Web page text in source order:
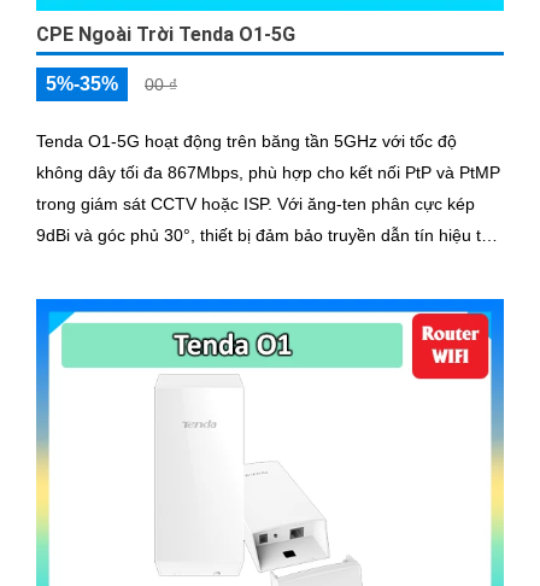
CPE Ngoài Trời Tenda O1-5G
5%-35% 00 ₫
Tenda O1-5G hoạt động trên băng tần 5GHz với tốc độ
không dây tối đa 867Mbps, phù hợp cho kết nối PtP và PtMP
trong giám sát CCTV hoặc ISP. Với ăng-ten phân cực kép
9dBi và góc phủ 30°, thiết bị đảm bảo truyền dẫn tín hiệu tập